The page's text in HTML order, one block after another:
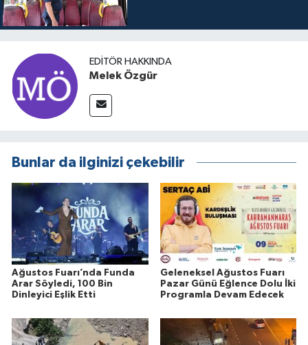
EDITÖR HAKKINDA
Melek Özgür
Bunlar da ilginizi çekebilir
Ağustos Fuarı’nda Funda
Arar Söyledi, 100 Bin
Dinleyici Eşlik Etti
Geleneksel Ağustos Fuarı
Pazar Günü Eğlence Dolu İki
Programla Devam Edecek